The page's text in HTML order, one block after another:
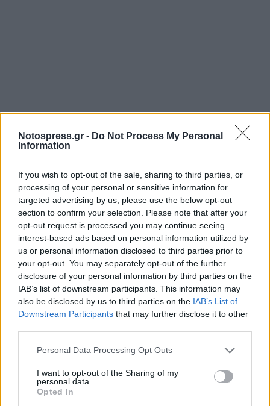
Notospress.gr - Do Not Process My Personal
Information
If you wish to opt-out of the sale, sharing to third parties, or
processing of your personal or sensitive information for
targeted advertising by us, please use the below opt-out
section to confirm your selection. Please note that after your
opt-out request is processed you may continue seeing
interest-based ads based on personal information utilized by
us or personal information disclosed to third parties prior to
your opt-out. You may separately opt-out of the further
disclosure of your personal information by third parties on the
IAB’s list of downstream participants. This information may
also be disclosed by us to third parties on the IAB’s List of
Downstream Participants that may further disclose it to other
Personal Data Processing Opt Outs
I want to opt-out of the Sharing of my
personal data.
Opted In